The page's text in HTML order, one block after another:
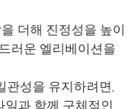
더해 진정성을 높이
러운 엘리베이션을
성을 유지하려면,
일과 함께 구체적인